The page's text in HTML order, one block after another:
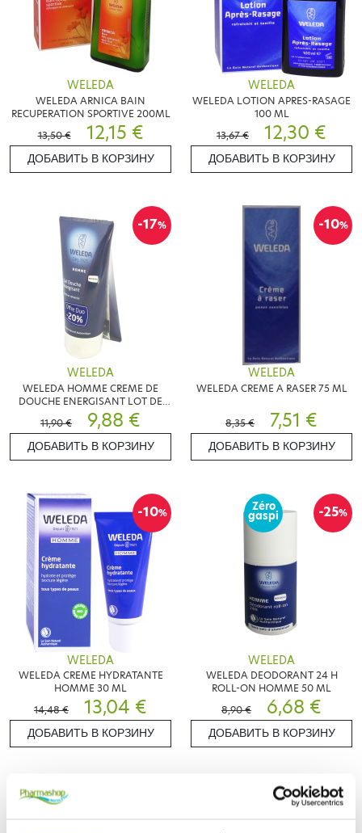
WELEDA
WELEDA ARNICA BAIN
RECUPERATION SPORTIVE 200ML
13,50 €
12,15 €
ДОБАВИТЬ В КОРЗИНУ
WELEDA
WELEDA LOTION APRES-RASAGE
100 ML
13,67 €
12,30 €
ДОБАВИТЬ В КОРЗИНУ
-17%
WELEDA
WELEDA HOMME CREME DE
DOUCHE ENERGISANT LOT DE
2X200ML
11,90 € 9,88 €
ДОБАВИТЬ В КОРЗИНУ
-10%
WELEDA
WELEDA CREME A RASER 75 ML
8,35 € 7,51 €
ДОБАВИТЬ В КОРЗИНУ
-10%
WELEDA
WELEDA CREME HYDRATANTE
HOMME 30 ML
14,48 €
13,04 €
ДОБАВИТЬ В КОРЗИНУ
-25%
Zéro
gaspi
WELEDA
WELEDA DEODORANT 24 H
ROLL-ON HOMME 50 ML
8,90 €
6,68 €
ДОБАВИТЬ В КОРЗИНУ